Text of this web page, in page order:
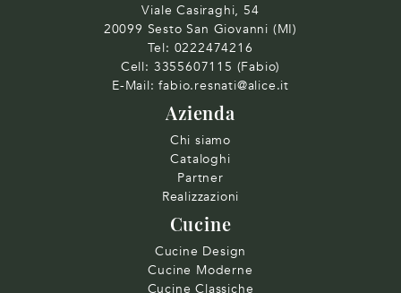
Viale Casiraghi, 54
20099 Sesto San Giovanni (MI)
Tel: 0222474216
Cell: 3355607115 (Fabio)
E-Mail: fabio.resnati@alice.it
Azienda
Chi siamo
Cataloghi
Partner
Realizzazioni
Cucine
Cucine Design
Cucine Moderne
Cucine Classiche